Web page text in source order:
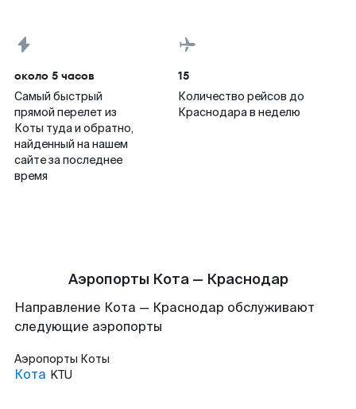
около 5 часов
Самый быстрый
прямой перелет из
Коты туда и обратно,
найденный на нашем
сайте за последнее
время
15
Количество рейсов до
Краснодара в неделю
Аэропорты Кота — Краснодар
Направление Кота — Краснодар обслуживают
следующие аэропорты
Аэропорты Коты
Кота KTU